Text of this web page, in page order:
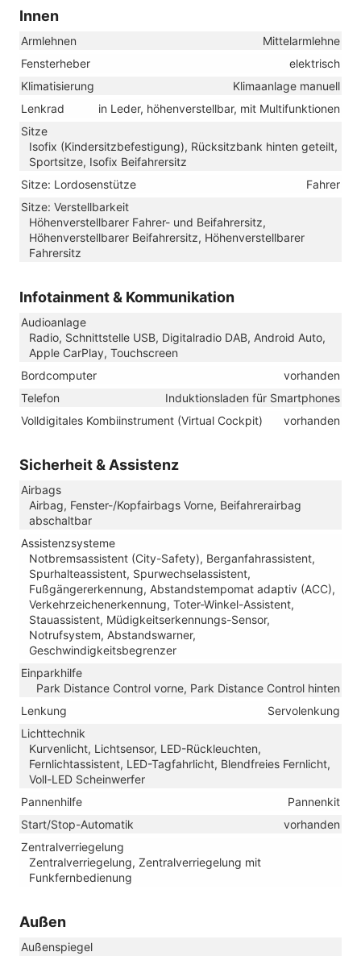
Innen
Armlehnen
Mittelarmlehne
Fensterheber
elektrisch
Klimatisierung
Klimaanlage manuell
Lenkrad
in Leder, höhenverstellbar, mit Multifunktionen
Sitze
Isofix (Kindersitzbefestigung), Rücksitzbank hinten geteilt,
Sportsitze, Isofix Beifahrersitz
Sitze: Lordosenstütze
Fahrer
Sitze: Verstellbarkeit
Höhenverstellbarer Fahrer- und Beifahrersitz,
Höhenverstellbarer Beifahrersitz, Höhenverstellbarer
Fahrersitz
Infotainment & Kommunikation
Audioanlage
Radio, Schnittstelle USB, Digitalradio DAB, Android Auto,
Apple CarPlay, Touchscreen
Bordcomputer
vorhanden
Telefon
Induktionsladen für Smartphones
Volldigitales Kombiinstrument (Virtual Cockpit)
vorhanden
Sicherheit & Assistenz
Airbags
Airbag, Fenster-/Kopfairbags Vorne, Beifahrerairbag
abschaltbar
Assistenzsysteme
Notbremsassistent (City-Safety), Berganfahrassistent,
Spurhalteassistent, Spurwechselassistent,
Fußgängererkennung, Abstandstempomat adaptiv (ACC),
Verkehrzeichenerkennung, Toter-Winkel-Assistent,
Stauassistent, Müdigkeitserkennungs-Sensor,
Notrufsystem, Abstandswarner,
Geschwindigkeitsbegrenzer
Einparkhilfe
Park Distance Control vorne, Park Distance Control hinten
Lenkung
Servolenkung
Lichttechnik
Kurvenlicht, Lichtsensor, LED-Rückleuchten,
Fernlichtassistent, LED-Tagfahrlicht, Blendfreies Fernlicht,
Voll-LED Scheinwerfer
Pannenhilfe
Pannenkit
Start/Stop-Automatik
vorhanden
Zentralverriegelung
Zentralverriegelung, Zentralverriegelung mit
Funkfernbedienung
Außen
Außenspiegel